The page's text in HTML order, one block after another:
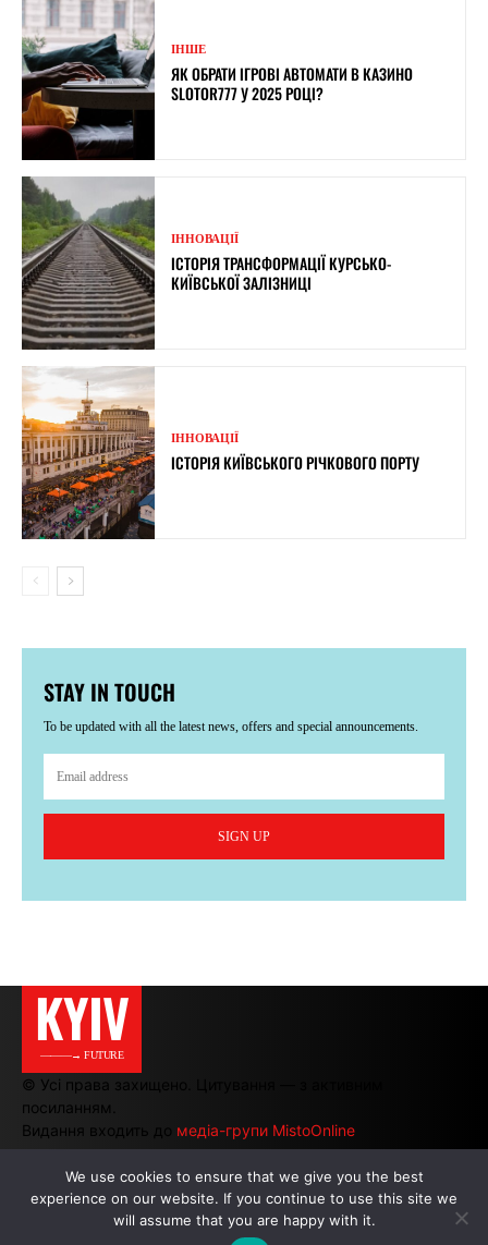
ІНШЕ
ЯК ОБРАТИ ІГРОВІ АВТОМАТИ В КАЗИНО
SLOTOR777 У 2025 РОЦІ?
ІННОВАЦІЇ
ІСТОРІЯ ТРАНСФОРМАЦІЇ КУРСЬКО-
КИЇВСЬКОЇ ЗАЛІЗНИЦІ
ІННОВАЦІЇ
ІСТОРІЯ КИЇВСЬКОГО РІЧКОВОГО ПОРТУ
STAY IN TOUCH
To be updated with all the latest news, offers and special announcements.
SIGN UP
KYIV
———→ FUTURE
© Усі права захищено. Цитування — з активним
посиланням.
Видання входить до медіа-групи MistoOnline
АВТОРИ | РЕКЛАМА НА САЙТІ
We use cookies to ensure that we give you the best
experience on our website. If you continue to use this site we
will assume that you are happy with it.